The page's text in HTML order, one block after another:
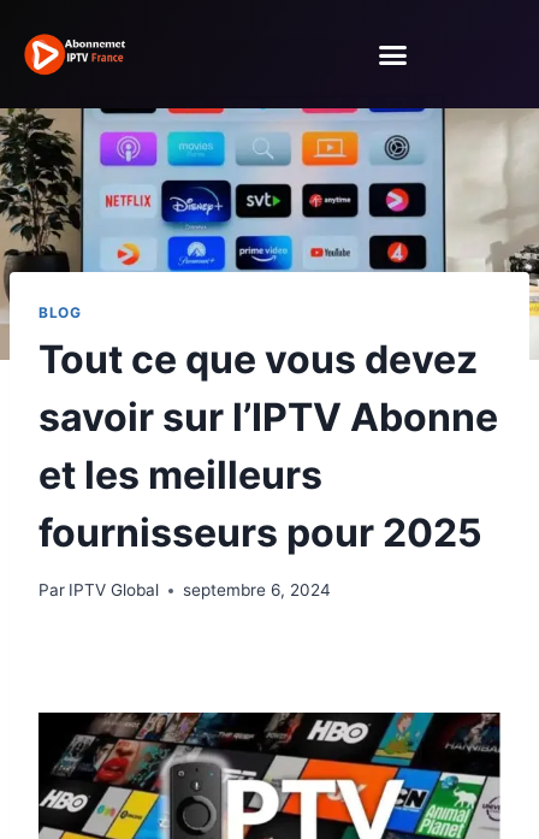
BLOG
Tout ce que vous devez
savoir sur l’IPTV Abonne
et les meilleurs
fournisseurs pour 2025
Par IPTV Global septembre 6, 2024